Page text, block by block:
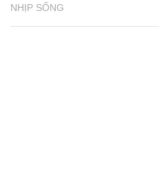
NHỊP SỐNG